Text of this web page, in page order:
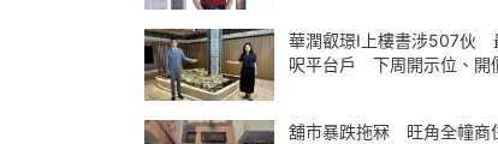
華潤叡璟I上樓書涉507伙
呎平台戶 下周開示位、開
舖市暴跌拖冧 旺角全幢商